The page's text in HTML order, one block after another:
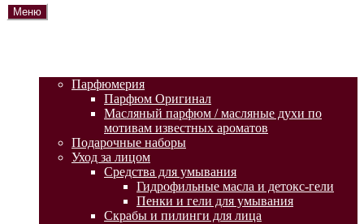
Меню
Парфюмерия
Парфюм Оригинал
Масляный парфюм / масляные духи по
мотивам известных ароматов
Подарочные наборы
Уход за лицом
Средства для умывания
Гидрофильные масла и детокс-гели
Пенки и гели для умывания
Скрабы и пилинги для лица